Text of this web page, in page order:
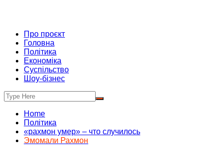
Про проєкт
Головна
Політика
Економіка
Суспільство
Шоу-бізнес
Home
Політика
«рахмон умер» – что случилось
Эмомали Рахмон